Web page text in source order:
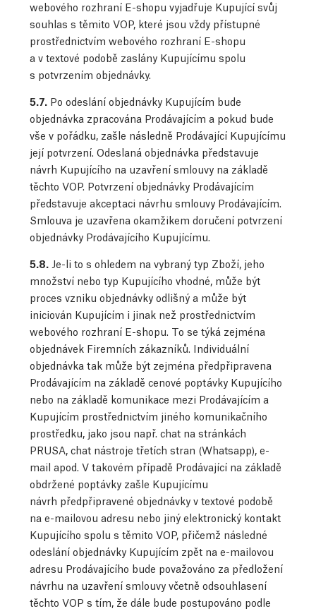
webového rozhraní E-shopu vyjadřuje Kupující svůj
souhlas s těmito VOP, které jsou vždy přístupné
prostřednictvím webového rozhraní E-shopu
a v textové podobě zaslány Kupujícímu spolu
s potvrzením objednávky.
5.7. Po odeslání objednávky Kupujícím bude
objednávka zpracována Prodávajícím a pokud bude
vše v pořádku, zašle následně Prodávající Kupujícímu
její potvrzení. Odeslaná objednávka představuje
návrh Kupujícího na uzavření smlouvy na základě
těchto VOP. Potvrzení objednávky Prodávajícím
představuje akceptaci návrhu smlouvy Prodávajícím.
Smlouva je uzavřena okamžikem doručení potvrzení
objednávky Prodávajícího Kupujícímu.
5.8. Je-li to s ohledem na vybraný typ Zboží, jeho
množství nebo typ Kupujícího vhodné, může být
proces vzniku objednávky odlišný a může být
iniciován Kupujícím i jinak než prostřednictvím
webového rozhraní E-shopu. To se týká zejména
objednávek Firemních zákazníků. Individuální
objednávka tak může být zejména předpřipravena
Prodávajícím na základě cenové poptávky Kupujícího
nebo na základě komunikace mezi Prodávajícím a
Kupujícím prostřednictvím jiného komunikačního
prostředku, jako jsou např. chat na stránkách
PRUSA, chat nástroje třetích stran (Whatsapp), e-
mail apod. V takovém případě Prodávající na základě
obdržené poptávky zašle Kupujícímu
návrh předpřipravené objednávky v textové podobě
na e-mailovou adresu nebo jiný elektronický kontakt
Kupujícího spolu s těmito VOP, přičemž následné
odeslání objednávky Kupujícím zpět na e-mailovou
adresu Prodávajícího bude považováno za předložení
návrhu na uzavření smlouvy včetně odsouhlasení
těchto VOP s tím, že dále bude postupováno podle